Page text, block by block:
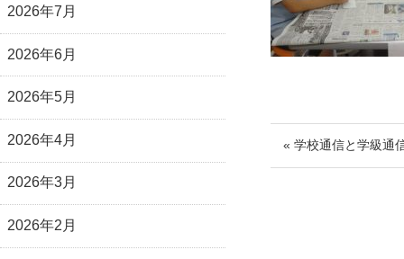
« 学校通信と学級通
2026年7月
2026年6月
2026年5月
2026年4月
2026年3月
2026年2月